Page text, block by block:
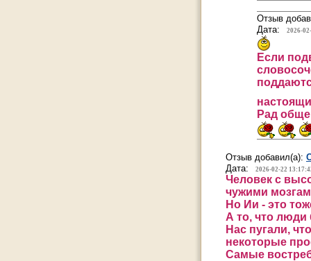
Отзыв
Дата:
2026-
Если
Рад
Отзыв добавил(а):
Дата:
2026-02-22
Человек с
чужими
Но Ии - это
А то, что люди
Нас пугали,
некоторые
Самые